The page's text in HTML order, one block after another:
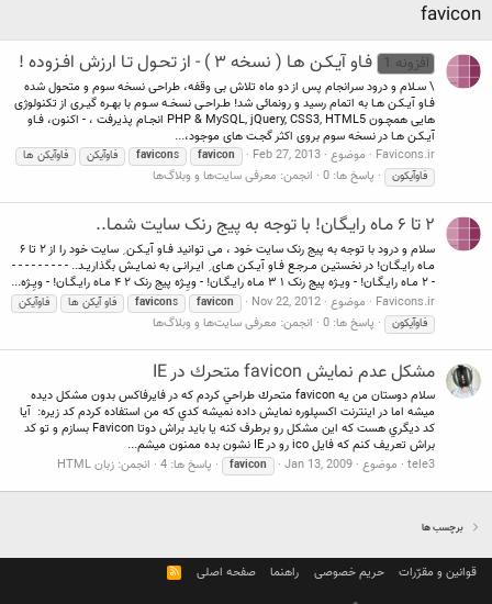
favicon
افزونه 1 فـاو آيـکـن هـا ( نسخه ۳ ) - از تحـول تـا ارزش افـزوده !
\ سـلام و درود سرانجام پس از دو ماه تلاش بی وقفه، طراحی نسخه سوم و متحول شده
فـاو آيـکـن هـا به اتمام رسيد و رونمائی شد! طـراحـی نسخـه سـوم با بهـره گيـری از تکنولوژی
هايی همچـون PHP & MySQL, jQuery, CSS3, HTML5 انجـام پذيرفت ، - اکنون، فـاو
آيـکـن هـا در نسخه سوم بروی اکثر گجـت های موجود،...
Favicons.ir
موضوع Feb 27, 2013
favicon
favicons فاوآیکن
فاوآیکن ها
فاوآیکون
پاسخ ها: 0 انجمن: معرفی سایت‌ها و وبلاگ‌ها
۲ تا ۶ مـاه رایـگـان! با توجه به پیج رنک سایت شمـا..
سلام و درود با توجه به پیج رنک سایت خود ، می توانید فـاو آیـکـن ِ سایت خود را از ۲ تا ۶
مـاه رایـگـان! در نخستیـن مـرجـع فـاو آیـکـن هـای ِ ایـرانـی به نمـایـش بگذاریـد.. - - - - - - - - -
- ۲ مـاه رایـگـان! - ویـژه پیج رنک ۱ ۳ مـاه رایـگـان! - ویِـژه پیج رنک ۲ ۴ مـاه رایـگـان! - ویِـژه...
Favicons.ir
موضوع Nov 22, 2012
favicon
favicons فاو آیکن ها
فاوآیکن
فاوآیکون
پاسخ ها: 0 انجمن: معرفی سایت‌ها و وبلاگ‌ها
مشكل عدم نمايش favicon متحرك در IE
سلام دوستان من يه favicon متحرك طراحي كردم كه در فايرفاكس بدون مشكل ديده
ميشه اما در اينترنت اكسپلوره نمايش داده نميشه كدي كه من استفاده كردم كد زيره: آيا
كد ديگري هست كه اين مشكل رو برطرف كنه يا بايد براش دوتا Favicon بسازم و تو كد
براش تعريف كنم كه فايل ico رو در IE نشون بده ممنون ميشم...
tele3 موضوع Jan 13, 2009
favicon پاسخ ها: 4 انجمن: زبان HTML
برچسب ها
قوانین و مقرّرات حریم خصوصی راهنما صفحه اصلی
R
S